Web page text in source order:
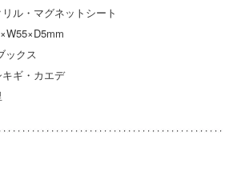
ル・マグネットシート
クス
カエデ